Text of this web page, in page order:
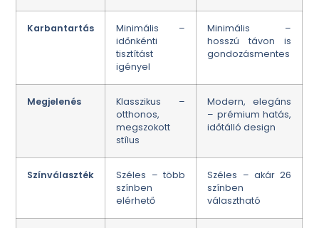
Karbantartás
Minimális –
időnkénti
tisztítást
igényel
Minimális –
hosszú távon is
gondozásmentes
Megjelenés
Klasszikus –
otthonos,
megszokott
stílus
Modern, elegáns
– prémium hatás,
időtálló design
Színválaszték
Széles – több
színben
elérhető
Széles – akár 26
színben
választható